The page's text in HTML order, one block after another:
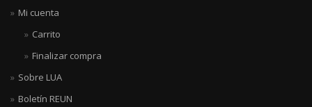
Mi cuenta
Carrito
Finalizar compra
Sobre LUA
Boletín REUN